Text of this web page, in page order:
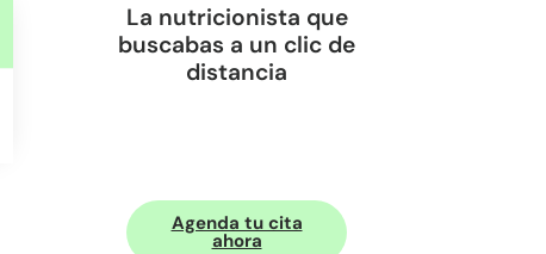
La nutricionista que
buscabas a un clic de
distancia
Agenda tu cita
ahora